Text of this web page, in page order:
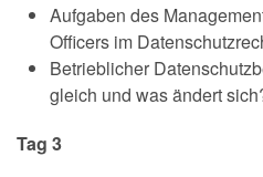
Aufgaben des
Officers im
Betrieblicher
gleich und was ändert
Tag 3